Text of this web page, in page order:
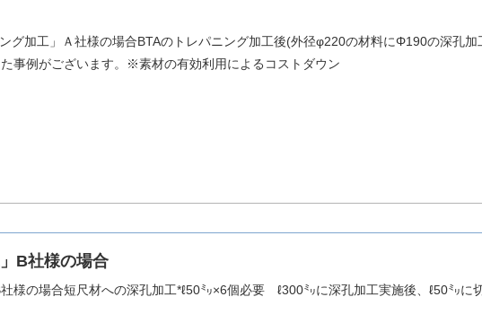
ング加工」Ａ社様の場合BTAのトレパニング加工後(外径φ220の材料にΦ190の深孔
事例がございます。※素材の有効利用によるコストダウン
」B社様の場合
社様の場合短尺材への深孔加工*ℓ50㍉×6個必要 ℓ300㍉に深孔加工実施後、ℓ50㍉